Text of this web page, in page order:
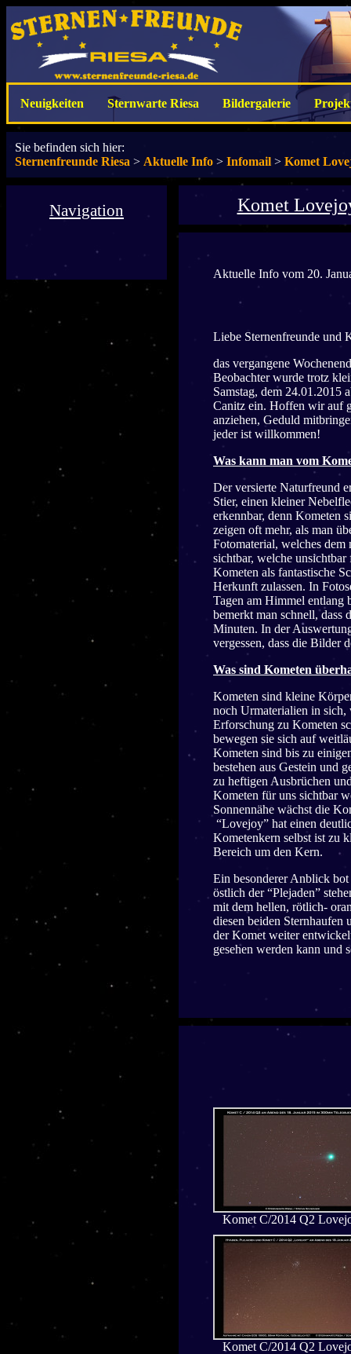
Neuigkeiten Sternwarte Riesa Bildergalerie
Sie befinden sich hier:
Sternenfreunde Riesa > Aktuelle Info > Infomail > Komet
Navigation Komet
Aktuelle Info vom 20.
Liebe Sternenfreunde und
das vergangene
Beobachter wurde trotz
Samstag, dem 24.01.2015
Canitz ein. Hoffen wir auf
anziehen, Geduld
jeder ist willkommen!
Was kann man vom
Der versierte Naturfreund
Stier, einen kleiner
erkennbar, denn Kometen
zeigen oft mehr, als man
Fotomaterial, welches
sichtbar, welche
Kometen als fantastische
Herkunft zulassen. In
Tagen am Himmel entlang
bemerkt man schnell, dass
Minuten. In der
vergessen, dass die Bilder
Was sind Kometen
Kometen sind kleine
noch Urmaterialien in sich,
Erforschung zu Kometen
bewegen sie sich auf
Kometen sind bis zu
bestehen aus Gestein und
zu heftigen Ausbrüchen
Kometen für uns sichtbar
Sonnennähe wächst die
“Lovejoy” hat einen
Kometenkern selbst ist zu
Bereich um den Kern.
Ein besonderer Anblick
östlich der “Plejaden”
mit dem hellen, rötlich-
diesen beiden
der Komet weiter
gesehen werden kann
Komet C/2014 Q2
Komet C/2014 Q2